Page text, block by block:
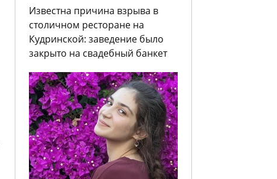
Известна причина взрыва в
столичном ресторане на
Кудринской: заведение было
закрыто на свадебный банкет